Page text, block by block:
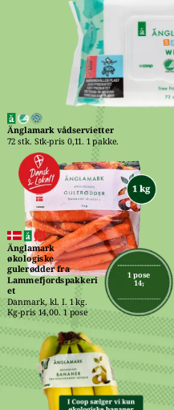
Änglamark vådservietter
72 stk. Stk-pris 0,11. 1 pakke.
1 pose
14,-
Änglamark
økologiske
gulerødder fra
Lammefjordspakkeri
et
Danmark, kl. I. 1 kg.
Kg-pris 14,00. 1 pose